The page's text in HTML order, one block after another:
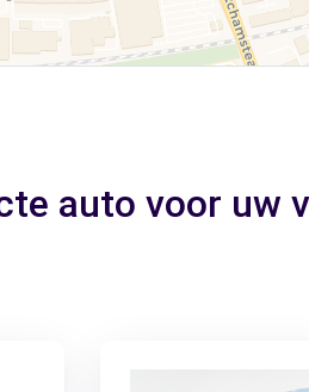
auto voor uw